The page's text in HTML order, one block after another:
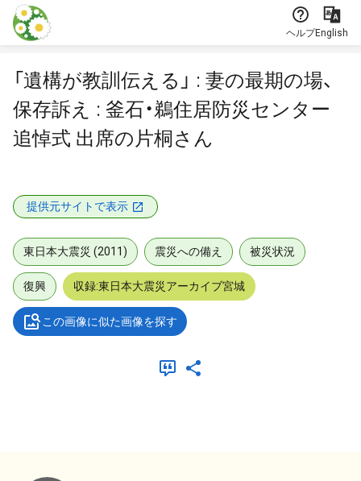
本文に飛ぶ
ヘルプEnglish
「遺構が教訓伝える」 : 妻の最期の場、
保存訴え : 釜石・鵜住居防災センター
追悼式 出席の片桐さん
提供元サイトで表示
東日本大震災 (2011) 震災への備え 被災状況
復興 収録:東日本大震災アーカイブ宮城
この画像に似た画像を探す